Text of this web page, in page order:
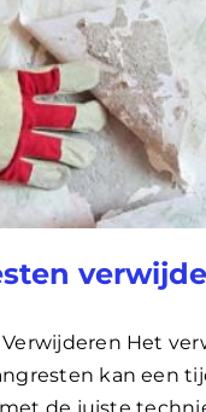
Het
kan een
de juiste